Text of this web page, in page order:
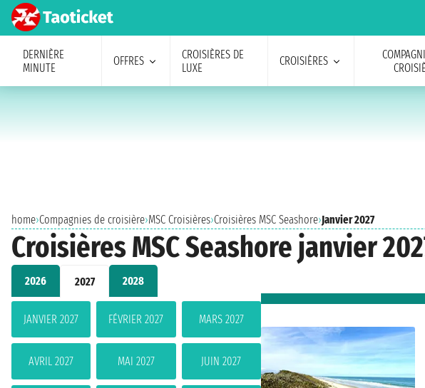
DERNIÈRE
MINUTE
OFFRES
CROISIÈRES DE
LUXE
CROISIÈRES
home›Compagnies de croisière›MSC Croisières›Croisières MSC Seashore›Janvier 2027
Croisières MSC Seashore janvier
2026 2027 2028
JANVIER 2027 FÉVRIER 2027 MARS 2027
AVRIL 2027 MAI 2027 JUIN 2027